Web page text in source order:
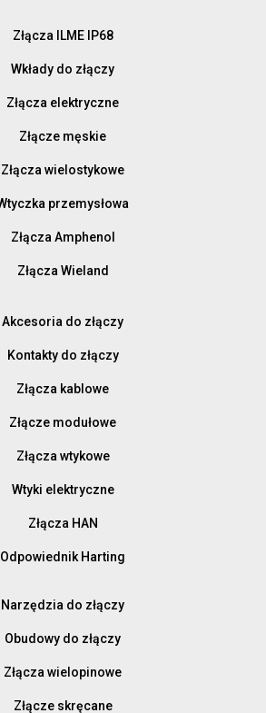
Złącza ILME IP68
Wkłady do złączy
Złącza elektryczne
Złącze męskie
Złącza wielostykowe
przemysłowa
Złącza Amphenol
Złącza Wieland
Akcesoria do złączy
Kontakty do złączy
Złącza kablowe
Złącze modułowe
Złącza wtykowe
Wtyki elektryczne
Złącza HAN
Odpowiednik Harting
Narzędzia do złączy
Obudowy do złączy
Złącza wielopinowe
Złącze skręcane